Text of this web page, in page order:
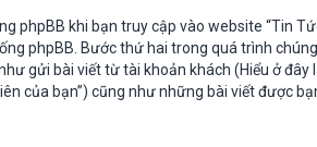
phpBB khi bạn truy cập vào website “Tin
phpBB. Bước thứ hai trong quá trình
gửi bài viết từ tài khoản khách (Hiểu ở đây
của bạn”) cũng như những bài viết được